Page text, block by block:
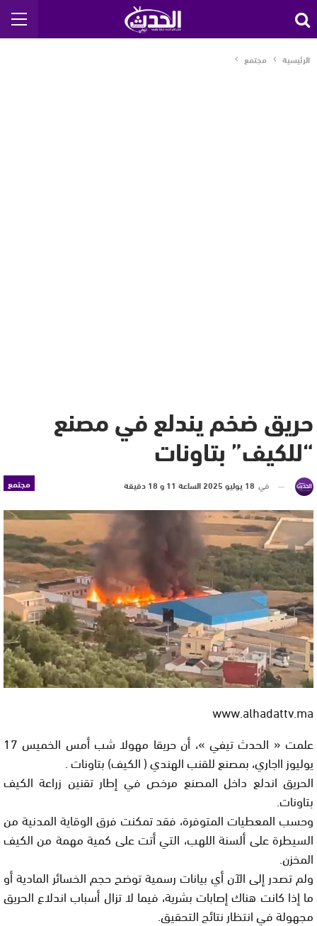
الرئيسية مجتمع
حريق ضخم يندلع في مصنع
“للكيف” بتاونات
مجتمع في 18 يوليو 2025 الساعة 11 و 18 دقيقة
www.alhadattv.ma
علمت « الحدث تيفي »، أن حريقا مهولا شب أمس الخميس 17
يوليوز ااجاري، بمصنع للقنب الهندي ( الكيف) بتاونات .
الحريق اندلع داخل المصنع مرخص في إطار تقنين زراعة الكيف
بتاونات.
وحسب المعطيات المتوفرة، فقد تمكنت فرق الوقاية المدنية من
السيطرة على ألسنة اللهب، التي أتت على كمية مهمة من الكيف
المخزن.
ولم تصدر إلى الآن أي بيانات رسمية توضح حجم الخسائر المادية أو
ما إذا كانت هناك إصابات بشرية، فيما لا تزال أسباب اندلاع الحريق
مجهولة في انتظار نتائج التحقيق.